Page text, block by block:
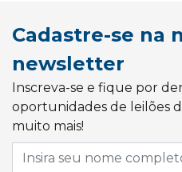
Cadastre-se na
newsletter
Inscreva-se e fique por
oportunidades de leilões
muito mais!